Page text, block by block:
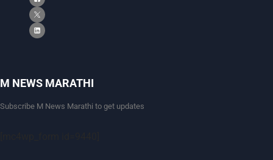
M NEWS MARATHI
Subscribe M News Marathi to get updates